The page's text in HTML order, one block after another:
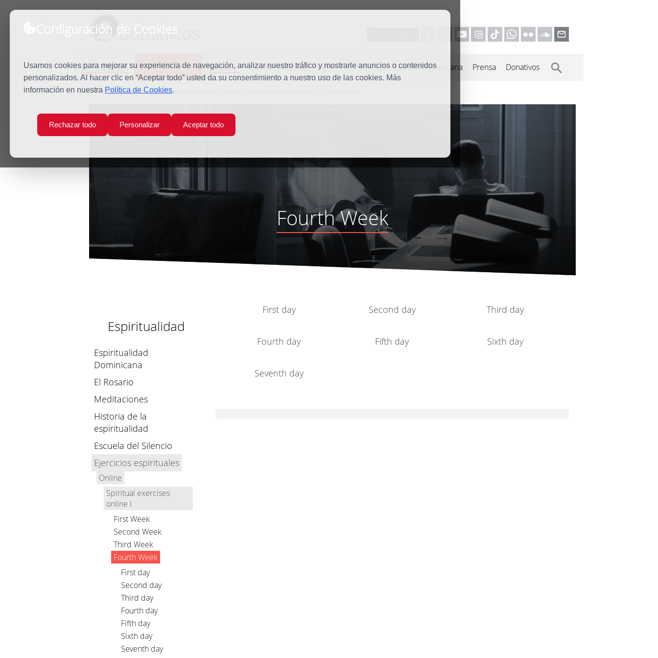
Configuración de Cookies
Usamos cookies para mejorar su experiencia de navegación, analizar nuestro tráfico y mostrarle anuncios o contenidos
personalizados. Al hacer clic en “Aceptar todo” usted da su consentimiento a nuestro uso de las cookies. Más
información en nuestra Política de Cookies.
Rechazar todo Personalizar Aceptar todo
dominicos
Predicación Espiritualidad Estudio Quiénes somos Misión Vocaciones Familia Dominicana Prensa Donativos
Inicio Espiritualidad Ejercicios espirituales
Fourth Week
Espiritualidad
Espiritualidad
Dominicana
El Rosario
Meditaciones
Historia de la
espiritualidad
Escuela del Silencio
Ejercicios espirituales
Online
Spiritual exercises
online I
First Week
Second Week
Third Week
Fourth Week
First day
Second day
Third day
Fourth day
Fifth day
Sixth day
Seventh day
First day Second day Third day
Fourth day Fifth day Sixth day
Seventh day